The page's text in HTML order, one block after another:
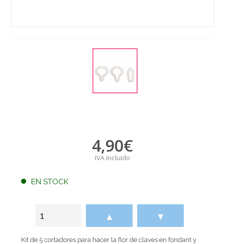
4,90€
IVA incluido
EN STOCK
▲ ▼
Kit de 5 cortadores para hacer la flor de claves en fondant y